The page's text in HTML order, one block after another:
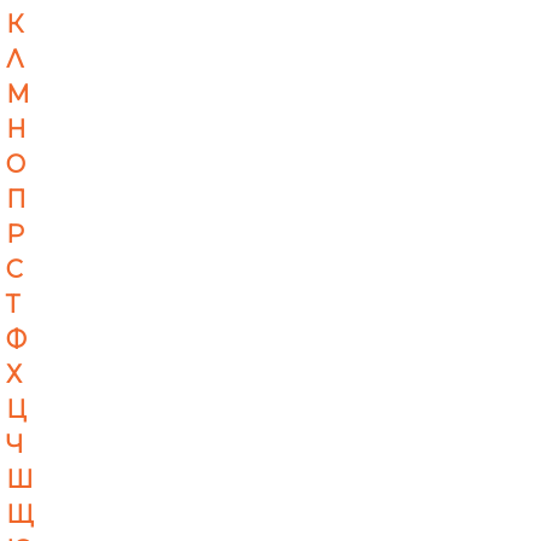
К
Л
М
Н
О
П
Р
С
Т
Ф
Х
Ц
Ч
Ш
Щ